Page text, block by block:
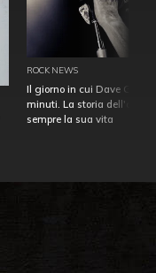
ROCK NEWS
Il giorno in cui Dave
minuti. La storia
sempre la sua vita